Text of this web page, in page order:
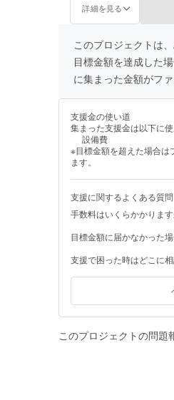
詳細を見る
このプロジェクトは
目標金額を達成した場
に集まった金額がフ
支援金の使い道
集まった支援金は以下に使
設備費
※目標金額を超えた場合は
ます。
支援に関するよくある質問
手数料はいくらかかります
目標金額に届かなかった
支援で困った時はどこに
このプロジェクトの問題